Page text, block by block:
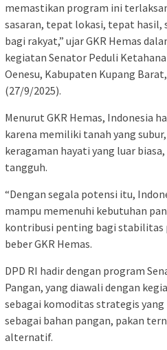
memastikan program ini
sasaran, tepat lokasi, tepat hasil,
bagi rakyat,” ujar GKR Hemas
kegiatan Senator Peduli
Oenesu, Kabupaten Kupang
(27/9/2025).
Menurut GKR Hemas, Indonesia
karena memiliki tanah yang
keragaman hayati yang luar
tangguh.
“Dengan segala potensi itu,
mampu memenuhi kebutuhan
kontribusi penting bagi stabilitas
beber GKR Hemas.
DPD RI hadir dengan program
Pangan, yang diawali dengan
sebagai komoditas strategis
sebagai bahan pangan, pakan
alternatif.